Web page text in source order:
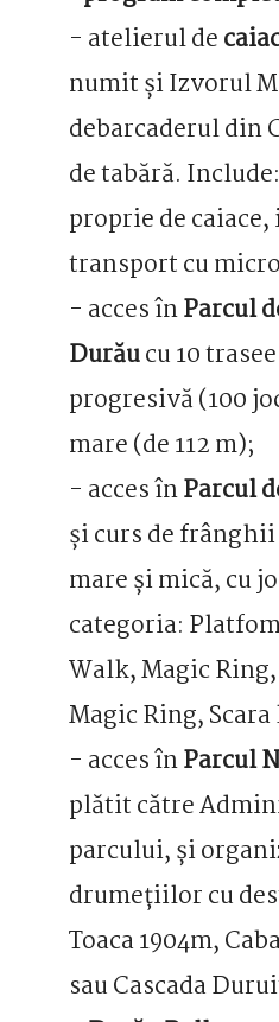
- atelierul de
numit și Izvorul
debarcaderul din
de tabără.
proprie de
transport cu
- acces înParcul
Durăucu 10
progresivă (100
mare (de 112 m);
- acces înParcul
și curs de
mare și mică, cu
categoria:
Walk, Magic
Magic Ring,
- acces înParcul
plătit către
parcului, și
drumețiilor cu
Toaca 1904m,
sau Cascada